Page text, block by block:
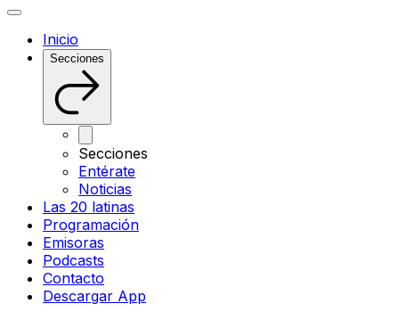
Inicio
Secciones
Secciones
Entérate
Noticias
Las 20 latinas
Programación
Emisoras
Podcasts
Contacto
Descargar App